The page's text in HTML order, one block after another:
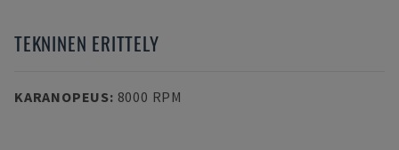
TEKNINEN ERITTELY
KARANOPEUS: 8000 RPM